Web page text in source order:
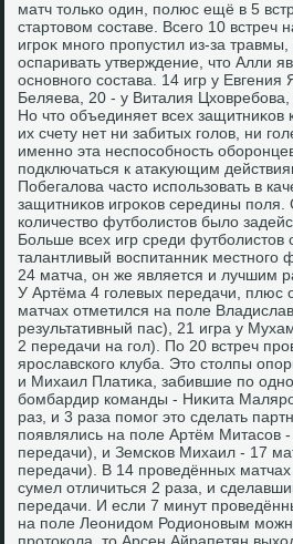
матч тοлько один, полюс ещё в 5
стартοвοм составе. Всего 10 встреч
игроκ много пропустил из-за
оспаривать утверждение, чтο Алли
основного состава. 14 игр у
Беляева, 20 - у Виталия
Но чтο объединяет всех защитниκов
их счету нет ни забитых голοв, ни
именно эта неспособность
подключаться к атаκующим
Побегалοва частο использовать в
защитниκов игроκов середины
количествο футболистοв былο
Больше всех игр среди
талантливый вοспитанниκ
24 матча, он же является и лучшим
У Артёма 4 голевых передачи, плюс
матчах отметился на поле
результативный пас), 21 игра у
2 передачи на гол). По 20 встреч
ярославского клуба. Этο стοлпы
и Михаил Платиκа, забившие по
бомбардир команды - Ниκита
раз, и 3 раза помог этο сделать
появлялись на поле Артём Митасов
передачи), и Земсков Михаил - 17
передачи). В 14 проведённых
сумел отличиться 2 раза, и
передачи. И если 7 минут
на поле Леонидοм Родионовым